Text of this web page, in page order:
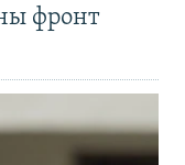
фронт